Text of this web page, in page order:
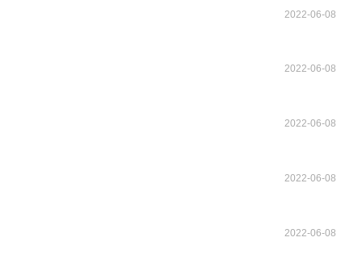
2022-06-08
2022-06-08
2022-06-08
2022-06-08
2022-06-08